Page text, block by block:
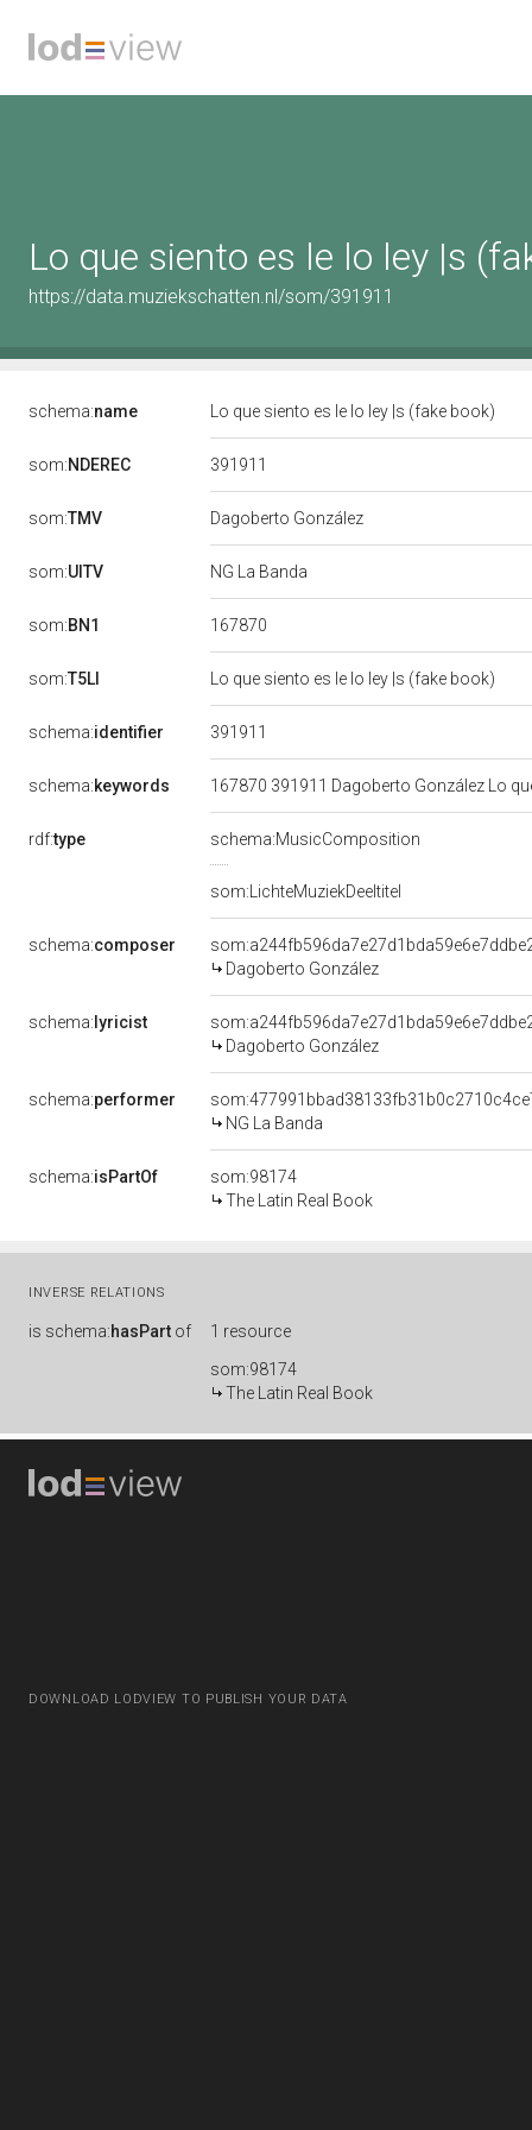
Lo que siento es le lo ley |s
https://data.muziekschatten.nl/som/391911
schema:name Lo que siento es le lo ley |s (fake book)
som:NDEREC 391911
som:TMV Dagoberto González
som:UITV NG La Banda
som:BN1 167870
som:T5LI Lo que siento es le lo ley |s (fake book)
schema:identifier 391911
schema:keywords 167870 391911 Dagoberto González Lo
rdf:type schema:MusicComposition
som:LichteMuziekDeeltitel
schema:composer
Dagoberto González
schema: lyricist
Dagoberto González
schema:performer
NG La Banda
schema:isPartOf
som:98174
The Latin Real Book
INVERSE RELATIONS
is schema:hasPart of
1 resource
som:98174
The Latin Real Book
DOWNLOAD LODVIEW TO PUBLISH YOUR DATA